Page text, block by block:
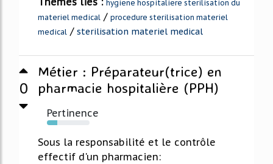
hygiene hospitaliere sterilisation du
materiel medical / procedure sterilisation materiel
medical / sterilisation materiel medical
0
Métier : Préparateur(trice) en
pharmacie hospitalière (PPH)
Pertinence
24%
Sous la responsabilité et le contrôle
effectif d'un pharmacien: